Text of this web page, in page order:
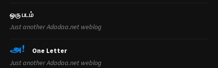
ஒரு ப‌ட‌ம்
Just another Adadaa.net weblog
One Letter
Just another Adadaa.net weblog